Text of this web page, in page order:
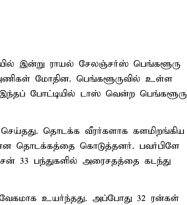
இன்று ராயல் சேலஞ்சர்ஸ் பெங்களூரு
மோதின. பெங்களூருவில் உள்ள
போட்டியில் டாஸ் வென்ற பெங்களூரு
தொடக்க வீரர்களாக களமிறங்கிய
தொடக்கத்தை கொடுத்தனர். பவர்பிளே
33 பந்துகளில் அரைசதத்தை கடந்து
உயர்ந்தது. அப்போது 32 ரன்கள்